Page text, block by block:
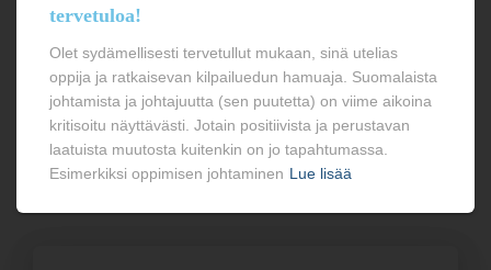
tervetuloa!
Olet sydämellisesti tervetullut mukaan, sinä utelias
oppija ja ratkaisevan kilpailuedun hamuaja. Suomalaista
johtamista ja johtajuutta (sen puutetta) on viime aikoina
kritisoitu näyttävästi. Jotain positiivista ja perustavan
laatuista muutosta kuitenkin on jo tapahtumassa.
Esimerkiksi oppimisen johtaminen Lue lisää